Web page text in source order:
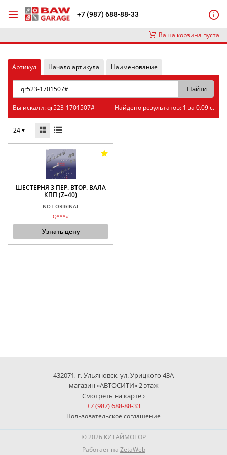
+7 (987) 688-88-33
Ваша корзина пуста
Артикул Начало артикула Наименование
Вы искали: qr523-1701507# Найдено результатов: 1 за 0.09 с.
24
ШЕСТЕРНЯ 3 ПЕР. ВТОР. ВАЛА
КПП (Z=40)
NOT ORIGINAL
Q***#
Узнать цену
432071, г. Ульяновск, ул. Урицкого 43А
магазин «АВТОСИТИ» 2 этаж
Смотреть на карте ›
+7 (987) 688-88-33
Пользовательское соглашение
© 2026 КИТАЙМОТОР
Работает на ZetaWeb